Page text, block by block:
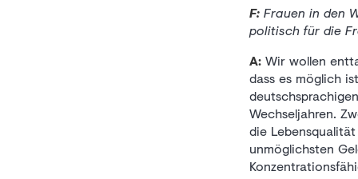
F: Frauen in den
politisch für die
A: Wir wollen
dass es möglich
Wechseljahren.
die
unmöglichsten